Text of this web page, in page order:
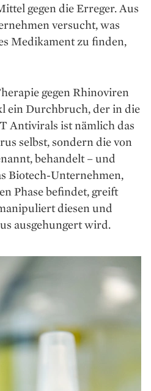
gegen die Erreger. Aus
versucht, was
Medikament zu finden,
gegen Rhino­viren
ein Durchbruch, der in die
Antivirals ist nämlich das
selbst, son­dern die von
be­handelt – und
Biotech-Unternehmen,
Phase befindet, greift
diesen und
aus­gehungert wird.